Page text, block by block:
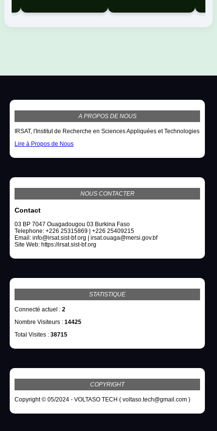
A PROPOS DE NOUS
IRSAT, l'Institut de Recherche en Sciences Appliquées et Technologies
Lire à Propos de Nous
NOUS CONTACTER
Contact
03 BP 7047 Ouagadougou 03 Burkina Faso
Telephone: +226 25315869 | +226 25409215
Email: info@irsat.sist-bf.org | irsat.ouaga@mersi.gov.bf
Site Web: https://irsat.sist-bf.org
STATISTIQUE
Connecté actuel : 2
Nombre Visiteurs : 14425
Total Visites : 38715
COPYRIGHT
Copyright © 05/2024 - VOLTASO TECH ( voltaso.tech@gmail.com )